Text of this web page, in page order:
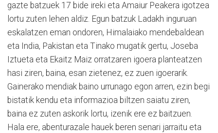
gazte batzuek 17 bide ireki eta Amaiur Peakera igotzea
lortu zuten lehen aldiz. Egun batzuk Ladakh inguruan
eskalatzen eman ondoren, Himalaiako mendebaldean
eta India, Pakistan eta Tinako mugatik gertu, Joseba
Iztueta eta Ekaitz Maiz orratzaren igoera planteatzen
hasi ziren, baina, esan zietenez, ez zuen igoerarik.
Gainerako mendiak baino urrunago egon arren, ezin begi
bistatik kendu eta informazioa biltzen saiatu ziren,
baina ez zuten askorik lortu, izenik ere ez baitzuen.
Hala ere, abenturazale hauek beren senari jarraitu eta